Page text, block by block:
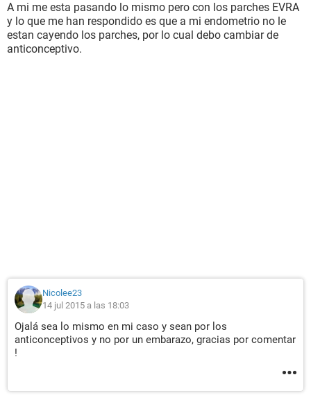
A mi me esta pasando lo mismo pero con los parches EVRA
y lo que me han respondido es que a mi endometrio no le
estan cayendo los parches, por lo cual debo cambiar de
anticonceptivo.
Nicolee23
14 jul 2015 a las 18:03
Ojalá sea lo mismo en mi caso y sean por los
anticonceptivos y no por un embarazo, gracias por comentar
!